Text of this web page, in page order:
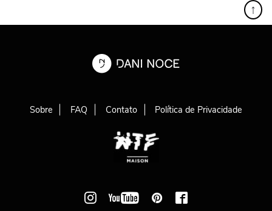
↑
Sobre FAQ Contato Política de Privacidade